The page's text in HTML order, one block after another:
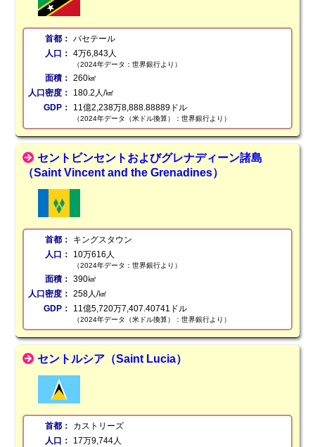
首都： バセテール
人口： 4万6,843人
（2024年データ：世界銀行より）
面積： 260㎢
人口密度：
180.2人/㎢
GDP：
11億2,238万8,888.88889ドル
（2024年データ（米ドル換算）：世界銀行より）
セントビンセントおよびグレナディーン諸島
（Saint Vincent and the Grenadines）
首都：
キングスタウン
人口：
10万616人
（2024年データ：世界銀行より）
面積： 390㎢
人口密度： 258人/㎢
GDP：
11億5,720万7,407.40741ドル
（2024年データ（米ドル換算）：世界銀行より）
セントルシア（Saint Lucia）
首都：
カストリーズ
人口：
17万9,744人